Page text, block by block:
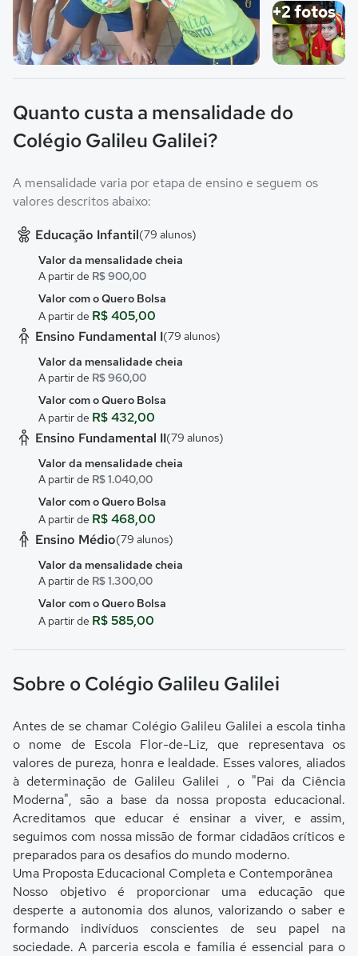
Imagem 3
+2 fotos
Quanto custa a mensalidade do
Colégio Galileu Galilei?
A mensalidade varia por etapa de ensino e seguem os
valores descritos abaixo:
Educação Infantil(79 alunos)
Valor da mensalidade cheia
A partir de R$ 900,00
Valor com o Quero Bolsa
A partir de R$ 405,00
Ensino Fundamental I(79 alunos)
Valor da mensalidade cheia
A partir de R$ 960,00
Valor com o Quero Bolsa
A partir de R$ 432,00
Ensino Fundamental II(79 alunos)
Valor da mensalidade cheia
A partir de R$ 1.040,00
Valor com o Quero Bolsa
A partir de R$ 468,00
Ensino Médio(79 alunos)
Valor da mensalidade cheia
A partir de R$ 1.300,00
Valor com o Quero Bolsa
A partir de R$ 585,00
Sobre o Colégio Galileu Galilei
Antes de se chamar Colégio Galileu Galilei a escola tinha
o nome de Escola Flor-de-Liz, que representava os
valores de pureza, honra e lealdade. Esses valores, aliados
à determinação de Galileu Galilei , o "Pai da Ciência
Moderna", são a base da nossa proposta educacional.
Acreditamos que educar é ensinar a viver, e assim,
seguimos com nossa missão de formar cidadãos críticos e
preparados para os desafios do mundo moderno.
Uma Proposta Educacional Completa e Contemporânea
Nosso objetivo é proporcionar uma educação que
desperte a autonomia dos alunos, valorizando o saber e
formando indivíduos conscientes de seu papel na
sociedade. A parceria escola e família é essencial para o